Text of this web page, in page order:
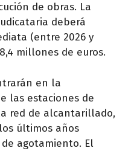
de obras. La
deberá
(entre 2026 y
millones de euros.
en la
las estaciones de
red de alcantarillado,
últimos años
agotamiento. El